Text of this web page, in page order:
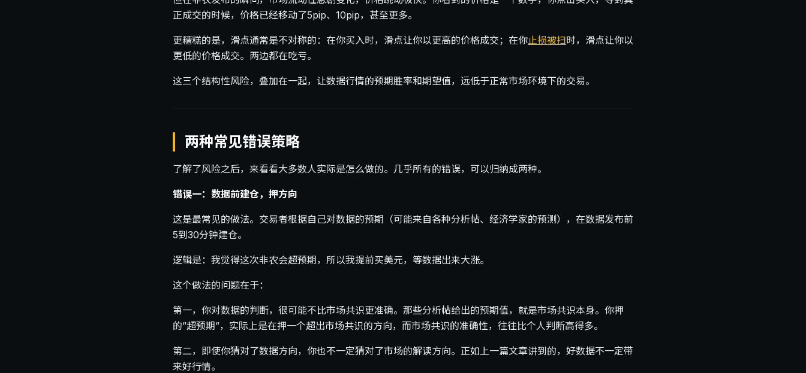
正成交的时候，价格已经移动了5pip、10pip，甚至更多。
更糟糕的是，滑点通常是不对称的：在你买入时，滑点让你以更高的价格成交；在你止损被扫时，滑点让你以
更低的价格成交。两边都在吃亏。
这三个结构性风险，叠加在一起，让数据行情的预期胜率和期望值，远低于正常市场环境下的交易。
两种常见错误策略
了解了风险之后，来看看大多数人实际是怎么做的。几乎所有的错误，可以归纳成两种。
错误一：数据前建仓，押方向
这是最常见的做法。交易者根据自己对数据的预期（可能来自各种分析帖、经济学家的预测），在数据发布前
5到30分钟建仓。
逻辑是：我觉得这次非农会超预期，所以我提前买美元，等数据出来大涨。
这个做法的问题在于：
第一，你对数据的判断，很可能不比市场共识更准确。那些分析帖给出的预期值，就是市场共识本身。你押
的”超预期”，实际上是在押一个超出市场共识的方向，而市场共识的准确性，往往比个人判断高得多。
第二，即使你猜对了数据方向，你也不一定猜对了市场的解读方向。正如上一篇文章讲到的，好数据不一定带
来好行情。